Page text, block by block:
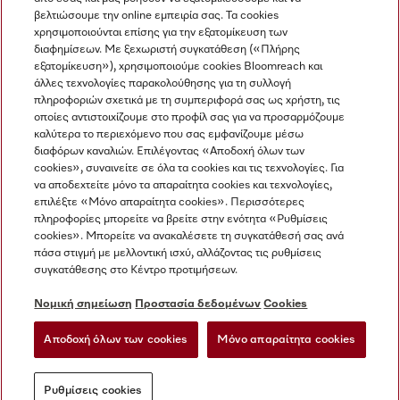
Η εταιρεία μας
Όροι και Προϋποθέσεις
Προστασία δεδομένων
Όροι Χρήσης
Δήλωση Προσβασιμότητας
Νόμος για τις ψηφιακές υπηρεσίες
Ρυθμίσεις cookies
Miele στο Instagram
Miele στο Facebook
Miele στο Youtube
βελτιώσουμε την online εμπειρία σας. Τα cookies
χρησιμοποιούνται επίσης για την εξατομίκευση των
διαφημίσεων. Με ξεχωριστή συγκατάθεση («Πλήρης
εξατομίκευση»), χρησιμοποιούμε cookies Bloomreach και
άλλες τεχνολογίες παρακολούθησης για τη συλλογή
πληροφοριών σχετικά με τη συμπεριφορά σας ως χρήστη, τις
οποίες αντιστοιχίζουμε στο προφίλ σας για να προσαρμόζουμε
καλύτερα το περιεχόμενο που σας εμφανίζουμε μέσω
διαφόρων καναλιών. Επιλέγοντας «Αποδοχή όλων των
cookies», συναινείτε σε όλα τα cookies και τις τεχνολογίες. Για
να αποδεχτείτε μόνο τα απαραίτητα cookies και τεχνολογίες,
επιλέξτε «Μόνο απαραίτητα cookies». Περισσότερες
πληροφορίες μπορείτε να βρείτε στην ενότητα «Ρυθμίσεις
cookies». Μπορείτε να ανακαλέσετε τη συγκατάθεσή σας ανά
πάσα στιγμή με μελλοντική ισχύ, αλλάζοντας τις ρυθμίσεις
συγκατάθεσης στο Κέντρο προτιμήσεων.
Νομική σημείωση Προστασία δεδομένων Cookies
Αποδοχή όλων των cookies Μόνο απαραίτητα cookies
Ρυθμίσεις cookies